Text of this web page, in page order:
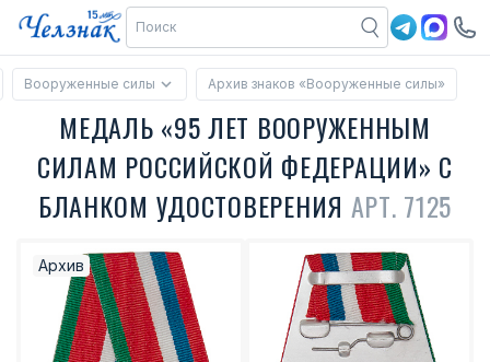
Вооруженные силы Архив знаков «Вооруженные силы»
МЕДАЛЬ «95 ЛЕТ ВООРУЖЕННЫМ
СИЛАМ РОССИЙСКОЙ ФЕДЕРАЦИИ» С
БЛАНКОМ УДОСТОВЕРЕНИЯ АРТ. 7125
Архив